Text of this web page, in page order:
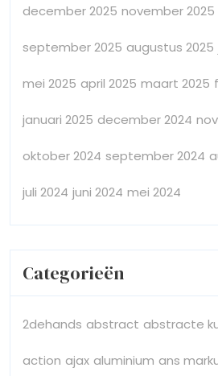
december 2025 november 2025
september 2025 augustus 2025
mei 2025 april 2025 maart 2025
januari 2025 december 2024
oktober 2024 september 2024
juli 2024 juni 2024 mei 2024
Categorieën
2dehands abstract abstracte
action ajax aluminium ans